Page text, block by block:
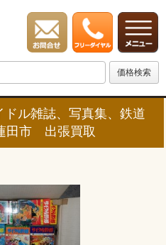
ル雑誌、写真集、鉄道
田市 出張買取